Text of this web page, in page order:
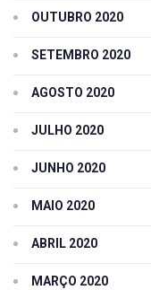
OUTUBRO 2020
SETEMBRO 2020
AGOSTO 2020
JULHO 2020
JUNHO 2020
MAIO 2020
ABRIL 2020
MARÇO 2020